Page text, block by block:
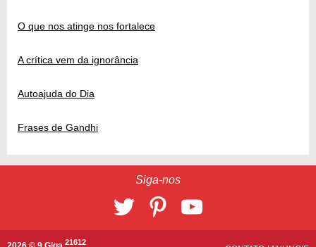
O que nos atinge nos fortalece
A crítica vem da ignorância
Autoajuda do Dia
Frases de Gandhi
Siga-nos
21612